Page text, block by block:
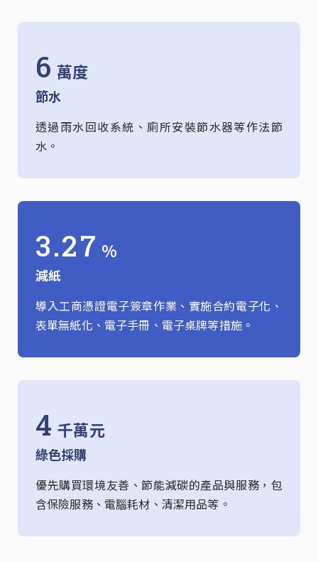
6 萬度
節水
透過雨水回收系統、廁所安裝節水器等作法節
水。
3.27 %
減紙
導入工商憑證電子簽章作業、實施合約電子化、
表單無紙化、電子手冊、電子桌牌等措施。
4 千萬元
綠色採購
優先購買環境友善、節能減碳的產品與服務，包
含保險服務、電腦耗材、清潔用品等。